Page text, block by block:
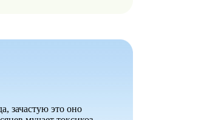
зачастую это оно